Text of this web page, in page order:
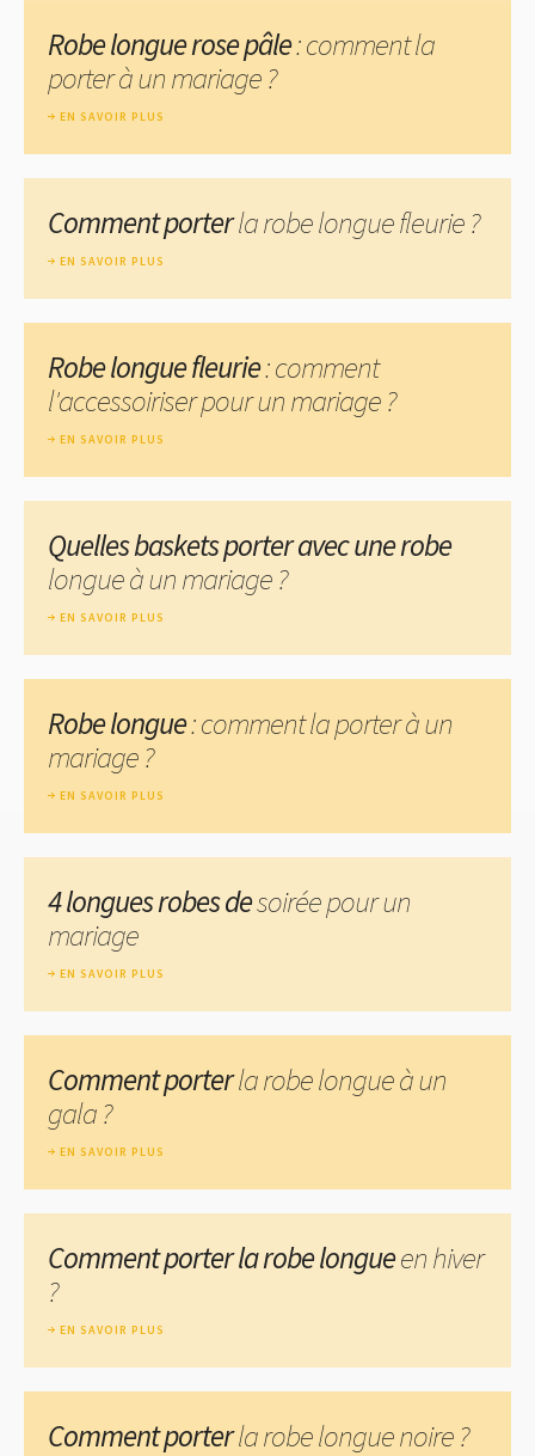
Robe longue rose pâle: comment la
porter à un mariage ?
EN SAVOIR PLUS
Comment porterla robe longue fleurie ?
EN SAVOIR PLUS
Robe longue fleurie: comment
l'accessoiriser pour un mariage ?
EN SAVOIR PLUS
Quelles baskets porter avec une robe
longue à un mariage ?
EN SAVOIR PLUS
Robe longue: comment la porter à un
mariage ?
EN SAVOIR PLUS
4 longues robes desoirée pour un
mariage
EN SAVOIR PLUS
Comment porterla robe longue à un
gala ?
EN SAVOIR PLUS
Comment porter la robe longueen hiver
?
EN SAVOIR PLUS
Comment porterla robe longue noire ?